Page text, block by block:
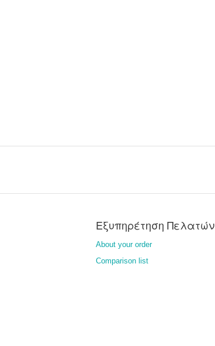
Εξυπηρέτηση Πελατών
About your order
Comparison list